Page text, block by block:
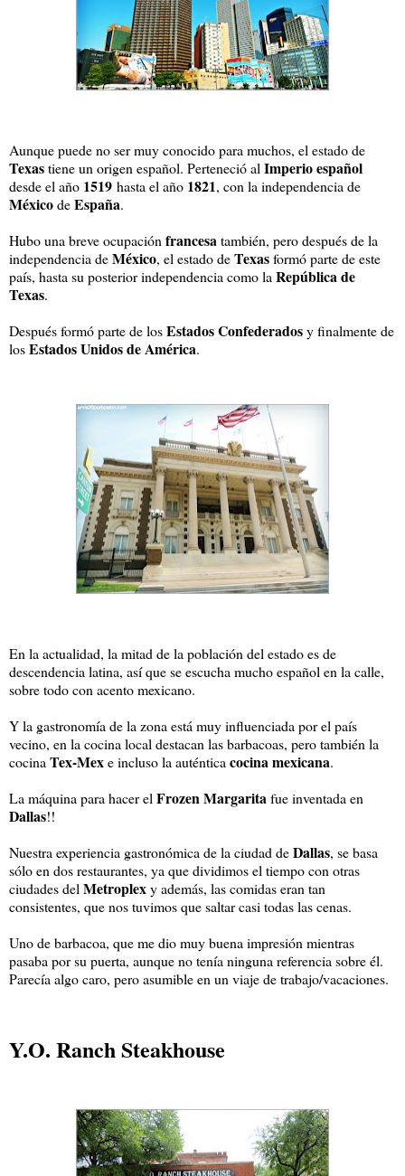
Aunque puede no ser muy conocido para muchos, el estado de
Texastiene un origen español. Perteneció al Imperio español
desde el año 1519 hasta el año 1821, con la independencia de
MéxicodeEspaña.
Hubo una breve ocupación francesatambién, pero después de la
independencia deMéxico, el estado deTexasformó parte de este
país, hasta su posterior independencia como la República de
Texas.
Después formó parte de losEstados Confederadosy finalmente de
losEstados Unidos de América.
En la actualidad, la mitad de la población del estado es de
descendencia latina, así que se escucha mucho español en la calle,
sobre todo con acento mexicano.
Y la gastronomía de la zona está muy influenciada por el país
vecino, en la cocina local destacan las barbacoas, pero también la
cocina Tex-Mexe incluso la auténtica cocina mexicana.
La máquina para hacer el Frozen Margaritafue inventada en
Dallas!!
Nuestra experiencia gastronómica de la ciudad deDallas, se basa
sólo en dos restaurantes, ya que dividimos el tiempo con otras
ciudades del Metroplexy además, las comidas eran tan
consistentes, que nos tuvimos que saltar casi todas las cenas.
Uno de barbacoa, que me dio muy buena impresión mientras
pasaba por su puerta, aunque no tenía ninguna referencia sobre él.
Parecía algo caro, pero asumible en un viaje de trabajo/vacaciones.
Y.O. Ranch Steakhouse